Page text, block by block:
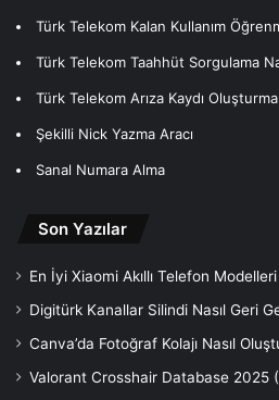
Türk Telekom Kalan Kullanım
Türk Telekom Taahhüt Sorgulama
Türk Telekom Arıza Kaydı
Şekilli Nick Yazma Aracı
Sanal Numara Alma
Son Yazılar
En İyi Xiaomi Akıllı Telefon
Digitürk Kanallar Silindi Nasıl Geri
Canva’da Fotoğraf Kolajı Nasıl
Valorant Crosshair Database 2025